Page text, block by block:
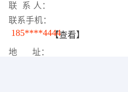
联 系 人：
联系手机：
185****4444【查看】
地 址：